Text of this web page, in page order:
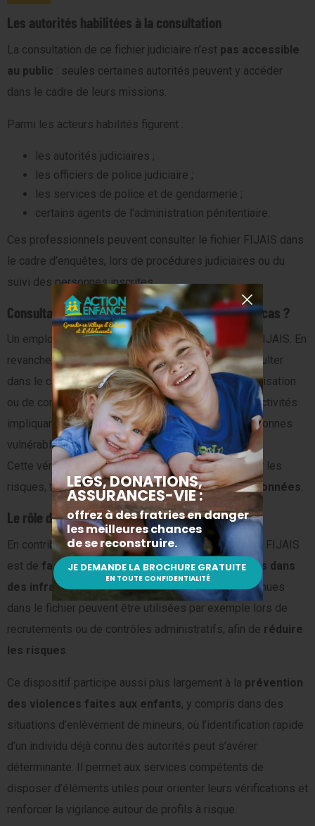
Les autorités habilitées à la consultation
La consultation de ce fichier judiciaire n’est pas accessible
au public : seules certaines autorités peuvent y accéder
dans le cadre de leurs missions.
Parmi les acteurs habilités figurent :
les autorités judiciaires ;
les officiers de police judiciaire ;
les services de police et de gendarmerie ;
certains agents de l’administration pénitentiaire.
Ces professionnels peuvent consulter le fichier FIJAIS dans
le cadre d’enquêtes, lors de procédures judiciaires ou du
suivi des personnes inscrites.
Consultation FIJAIS par l’employeur : dans quels cas ?
Un employeur ne peut pas accéder directement au FIJAIS. En
revanche, certaines administrations peuvent le consulter
dans le cadre de procédures de recrutement, d’autorisation
ou de contrôle. Cela concerne particulièrement les activités
impliquant un contact avec des mineurs ou des personnes
vulnérables.
Cette vérification des antécédents permet de limiter les
risques, tout en préservant laconfidentialité des données.
Le rôle du FIJAIS dans la protection de l’enfance
En contribuant à la protection des mineurs, le rôle du FIJAIS
est de faciliter le suivi des personnes impliquées dans
des infractions sexuelles. Les informations contenues
dans le fichier peuvent être utilisées par exemple lors de
recrutements ou de contrôles administratifs, afin de réduire
les risques.
Ce dispositif participe aussi plus largement à la prévention
des violences faites aux enfants, y compris dans des
situations d’enlèvement de mineurs, où l’identification rapide
d’un individu déjà connu des autorités peut s’avérer
déterminante. Il permet aux services compétents de
disposer d’éléments utiles pour orienter leurs vérifications et
renforcer la vigilance autour de profils à risque.